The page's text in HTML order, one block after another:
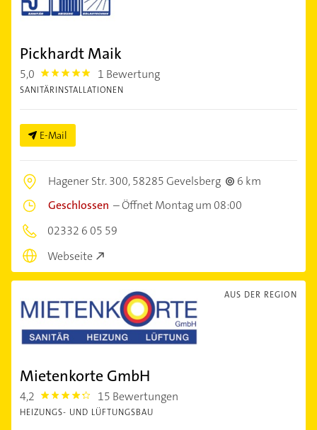
Pickhardt Maik
5,0 5.0 1 Bewertung
SANITÄRINSTALLATIONEN
E-Mail
Hagener Str. 300,58285 Gevelsberg
6 km
Geschlossen –Öffnet Montag um 08:00
02332 6 05 59
Webseite
AUS DER REGION
Mietenkorte GmbH
4,2 4.2000003 15 Bewertungen
HEIZUNGS- UND LÜFTUNGSBAU